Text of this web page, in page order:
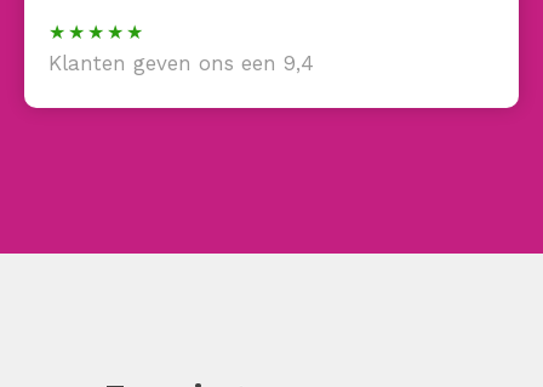
Klanten geven ons een 9,4